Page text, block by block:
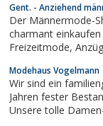
Gent. - Anziehend
Der Männermode-
charmant
Modehaus Vogelmann
Wir sind ein
Jahren fester
Unsere tolle